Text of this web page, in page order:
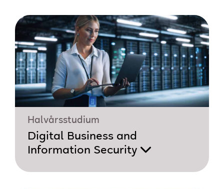
Halvårsstudium
Digital Business and
Information Security